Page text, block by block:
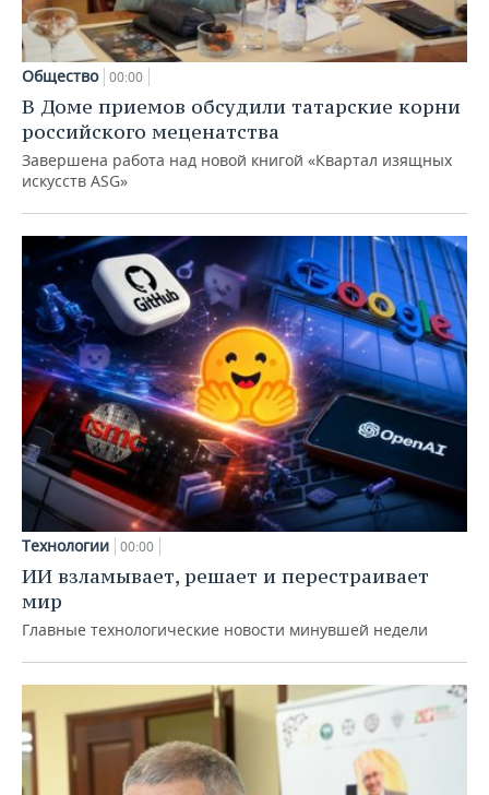
Общество 00:00
В Доме приемов обсудили татарские корни
российского меценатства
Завершена работа над новой книгой «Квартал изящных
искусств ASG»
Технологии 00:00
ИИ взламывает, решает и перестраивает
мир
Главные технологические новости минувшей недели